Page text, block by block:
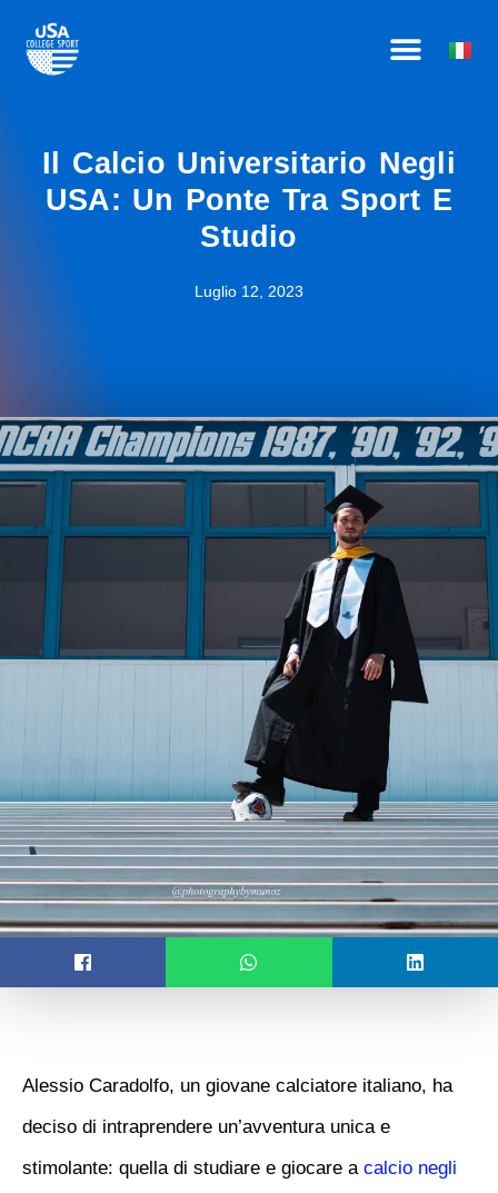
contenuto
Il Calcio Universitario Negli
USA: Un Ponte Tra Sport E
Studio
Luglio 12, 2023
Alessio Caradolfo, un giovane calciatore italiano, ha
deciso di intraprendere un’avventura unica e
stimolante: quella di studiare e giocare a calcio negli